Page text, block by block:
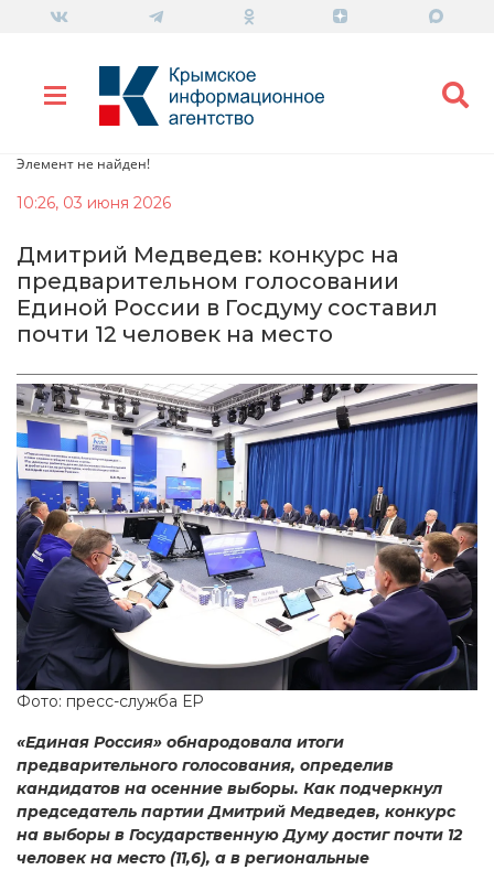
Элемент не найден!
10:26, 03 июня 2026
Дмитрий Медведев: конкурс на
предварительном голосовании
Единой России в Госдуму составил
почти 12 человек на место
Фото: пресс-служба ЕР
«Единая Россия» обнародовала итоги
предварительного голосования, определив
кандидатов на осенние выборы. Как подчеркнул
председатель партии Дмитрий Медведев, конкурс
на выборы в Государственную Думу достиг почти 12
человек на место (11,6), а в региональные